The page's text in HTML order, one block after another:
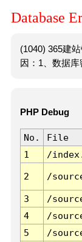
Database
(1040) 365建
因：1、数据库
PHP Debug
No. File
1
/
2 /
3 /
4
/
5
/